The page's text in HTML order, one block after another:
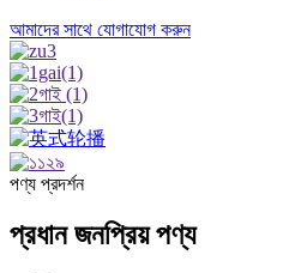
আমাদের সাথে যোগাযোগ করুন
পণ্য প্রদর্শন
প্রধান জনপ্রিয় পণ্য